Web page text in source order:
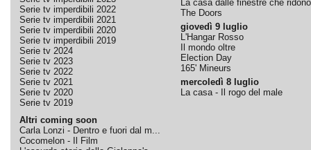
Serie tv imperdibili 2022
Serie tv imperdibili 2021
Serie tv imperdibili 2020
Serie tv imperdibili 2019
Serie tv 2024
Serie tv 2023
Serie tv 2022
Serie tv 2021
Serie tv 2020
Serie tv 2019
Altri coming soon
Carla Lonzi - Dentro e fuori dal m...
Cocomelon - Il Film
La casa dalle finestre che ridono
The Doors
giovedì 9 luglio
L'Hangar Rosso
Il mondo oltre
Election Day
165' Mineurs
mercoledì 8 luglio
La casa - Il rogo del male